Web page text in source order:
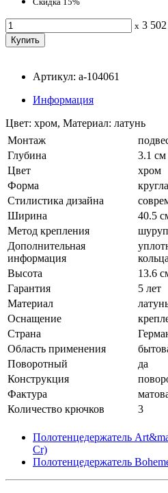
x 3 502
Артикул: a-104061
Информация
Цвет: хром, Материал: латунь
Монтаж
Глубина
3.1 см
Цвет
хром
Форма
Стилистика дизайна
Ширина
40.5
Метод крепления
Дополнительная
информация
кольца
Высота
13.6
Гарантия
5 лет
Материал
Оснащение
Страна
Область применения
Поворотный
да
Конструкция
Фактура
Количество крючков
3
Полотенцедержатель
Cr)
Полотенцедержатель